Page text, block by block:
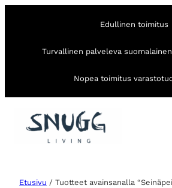
Edullinen toimitus
Turvallinen palveleva
Nopea toimitus
Etusivu / Tuotteet avainsanalla